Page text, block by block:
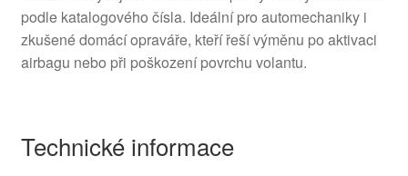
podle katalogového čísla. Ideální pro automechaniky i
zkušené domácí opraváře, kteří řeší výměnu po aktivaci
airbagu nebo při poškození povrchu volantu.
Technické informace